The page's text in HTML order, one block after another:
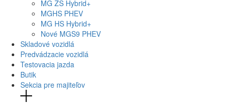
MG ZS Hybrid+
MGHS PHEV
MG HS Hybrid+
Nové MGS9 PHEV
Skladové vozidlá
Predvádzacie vozidlá
Testovacia jazda
Butik
Sekcia pre majiteľov